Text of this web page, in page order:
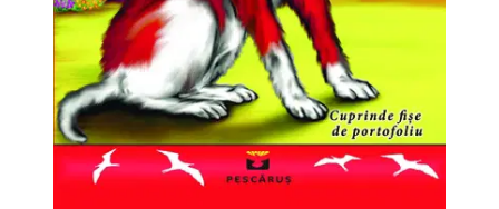
ReConnect
Religie
Crestinism
ScienceConnection
SelfConnect
SelfHealing